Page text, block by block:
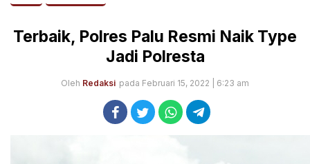
Terbaik, Polres Palu Resmi Naik Type
Jadi Polresta
Oleh Redaksi pada Februari 15, 2022 | 6:23 am